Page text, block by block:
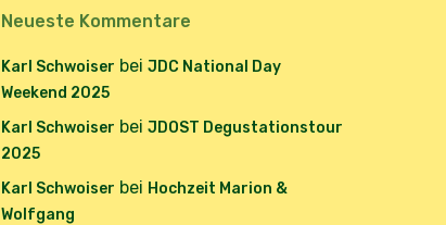
Neueste Kommentare
Karl Schwoiser bei JDC National Day
Weekend 2025
Karl Schwoiser bei JDOST Degustationstour
2025
Karl Schwoiser bei Hochzeit Marion &
Wolfgang